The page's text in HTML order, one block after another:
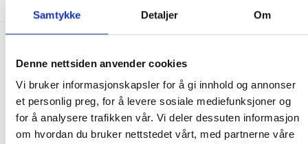
Samtykke Detaljer Om
Denne nettsiden anvender cookies
Vi bruker informasjonskapsler for å gi innhold og annonser
et personlig preg, for å levere sosiale mediefunksjoner og
for å analysere trafikken vår. Vi deler dessuten informasjon
om hvordan du bruker nettstedet vårt, med partnerne våre
handlekurven/checkout. Prisen avhenger av vekt eller volumvekt
Produkter som kan knuses eller skades via. transport sendes ikke.